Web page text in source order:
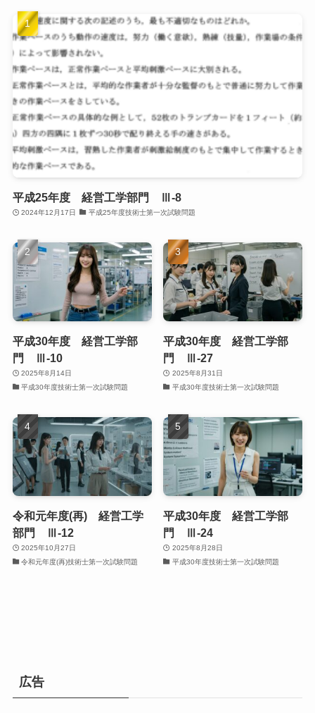
平成25年度 経営工学部門 Ⅲ-8
2024年12月17日 平成25年度技術士第一次試験問題
平成30年度 経営工学部
門 Ⅲ-10
2025年8月14日
平成30年度技術士第一次試験問題
平成30年度 経営工学部
門 Ⅲ-27
2025年8月31日
平成30年度技術士第一次試験問題
令和元年度(再) 経営工学
部門 Ⅲ-12
2025年10月27日
令和元年度(再)技術士第一次試験問題
平成30年度 経営工学部
門 Ⅲ-24
2025年8月28日
平成30年度技術士第一次試験問題
広告